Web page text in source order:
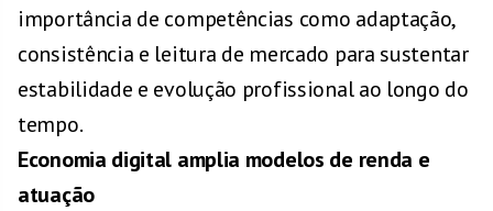
importância de competências como adaptação,
consistência e leitura de mercado para sustentar
estabilidade e evolução profissional ao longo do
tempo.
Economia digital amplia modelos de renda e
atuação